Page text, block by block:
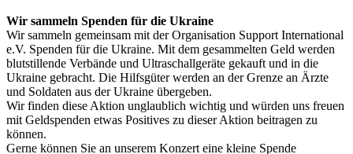
Wir sammeln Spenden für die Ukraine
Wir sammeln gemeinsam mit der Organisation Support International
e.V. Spenden für die Ukraine. Mit dem gesammelten Geld werden
blutstillende Verbände und Ultraschallgeräte gekauft und in die
Ukraine gebracht. Die Hilfsgüter werden an der Grenze an Ärzte
und Soldaten aus der Ukraine übergeben.
Wir finden diese Aktion unglaublich wichtig und würden uns freuen
mit Geldspenden etwas Positives zu dieser Aktion beitragen zu
können.
Gerne können Sie an unserem Konzert eine kleine Spende